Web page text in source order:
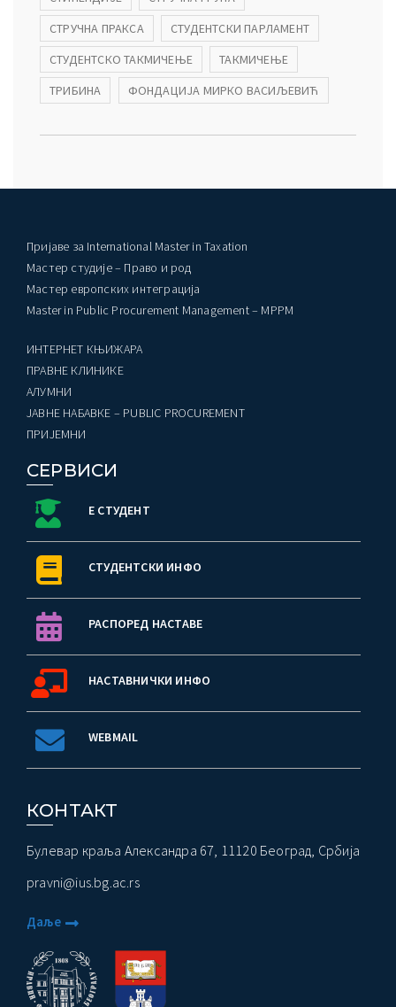
СТРУЧНА ПРАКСА
СТУДЕНТСКИ ПАРЛАМЕНТ
СТУДЕНТСКО ТАКМИЧЕЊЕ
ТАКМИЧЕЊЕ
ТРИБИНА
ФОНДАЦИЈА МИРКО ВАСИЉЕВИЋ
Пријаве за International Master in Taxation
Мастер студије – Право и род
Мастер европских интеграција
Master in Public Procurement Management – MPPM
ИНТЕРНЕТ КЊИЖАРА
ПРАВНЕ КЛИНИКЕ
AЛУМНИ
ЈАВНЕ НАБАВКЕ – PUBLIC PROCUREMENT
ПРИЈЕМНИ
СЕРВИСИ
Е СТУДЕНТ
СТУДЕНТСКИ ИНФО
РАСПОРЕД НАСТАВЕ
НАСТАВНИЧКИ ИНФО
WEBMAIL
КОНТАКТ
Булевар краља Александра 67, 11120 Београд, Србија
pravni@ius.bg.ac.rs
Даље